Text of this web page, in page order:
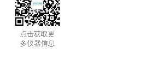
点击获取更
多仪器信息